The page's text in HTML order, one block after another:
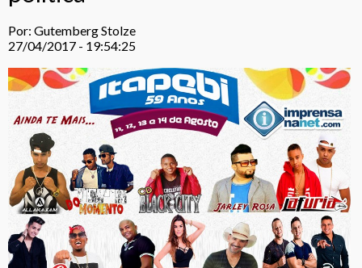
Por: Gutemberg Stolze
27/04/2017 - 19:54:25